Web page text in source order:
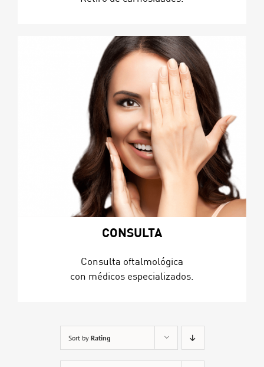
CONSULTA
Consulta oftalmológica
con médicos especializados.
Sort by Rating